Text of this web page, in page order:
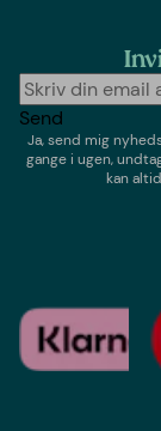
Send
Ja, send mig
gange i ugen,
kan